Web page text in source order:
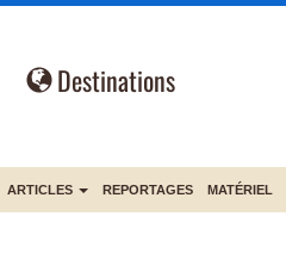
Destinations
ARTICLES REPORTAGES MATÉRIEL